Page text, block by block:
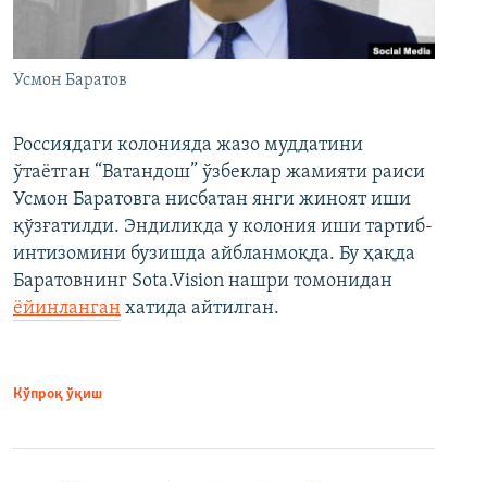
Усмон Баратов
Россиядаги колонияда жазо муддатини
ўтаётган “Ватандош” ўзбеклар жамияти раиси
Усмон Баратовга нисбатан янги жиноят иши
қўзғатилди. Эндиликда у колония иши тартиб-
интизомини бузишда айбланмоқда. Бу ҳақда
Баратовнинг Sota.Vision нашри томонидан
ёйинланган хатида айтилган.
Кўпроқ ўқиш